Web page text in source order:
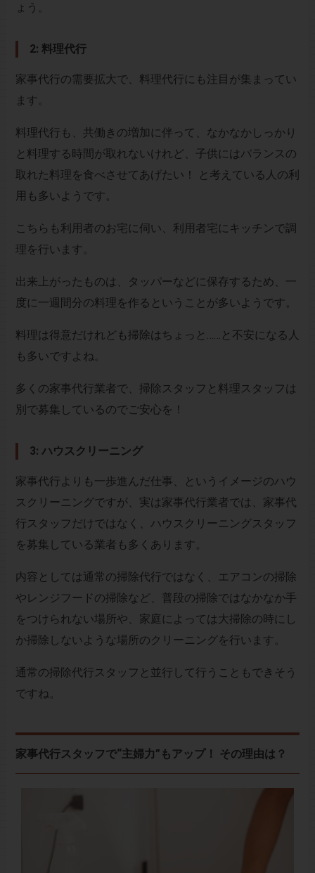
ょう。
2: 料理代行
家事代行の需要拡大で、料理代行にも注目が集まってい
ます。
料理代行も、共働きの増加に伴って、なかなかしっかり
と料理する時間が取れないけれど、子供にはバランスの
取れた料理を食べさせてあげたい！ と考えている人の利
用も多いようです。
こちらも利用者のお宅に伺い、利用者宅にキッチンで調
理を行います。
出来上がったものは、タッパーなどに保存するため、一
度に一週間分の料理を作るということが多いようです。
料理は得意だけれども掃除はちょっと……と不安になる人
も多いですよね。
多くの家事代行業者で、掃除スタッフと料理スタッフは
別で募集しているのでご安心を！
3: ハウスクリーニング
家事代行よりも一歩進んだ仕事、というイメージのハウ
スクリーニングですが、実は家事代行業者では、家事代
行スタッフだけではなく、ハウスクリーニングスタッフ
を募集している業者も多くあります。
内容としては通常の掃除代行ではなく、エアコンの掃除
やレンジフードの掃除など、普段の掃除ではなかなか手
をつけられない場所や、家庭によっては大掃除の時にし
か掃除しないような場所のクリーニングを行います。
通常の掃除代行スタッフと並行して行うこともできそう
ですね。
家事代行スタッフで“主婦力”もアップ！ その理由は？